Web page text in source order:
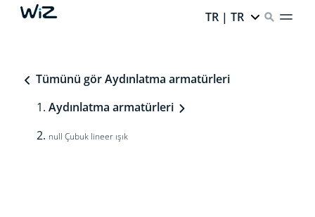
TR | TR
Tümünü gör Aydınlatma armatürleri
Aydınlatma armatürleri
null Çubuk lineer ışık